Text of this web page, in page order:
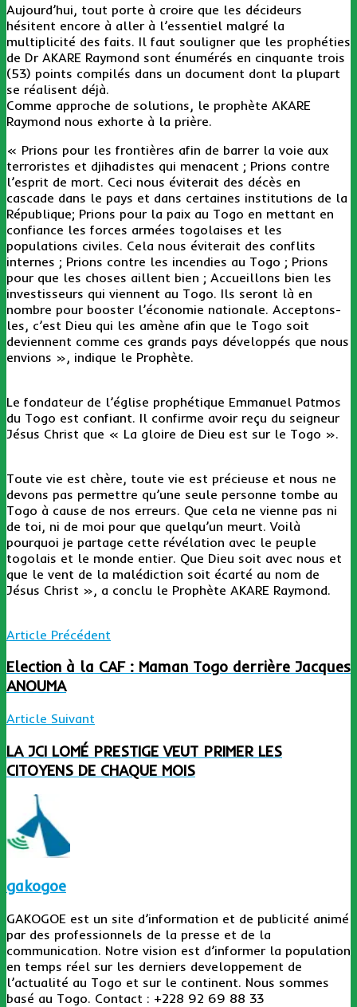
Aujourd’hui, tout porte à croire que les décideurs
hésitent encore à aller à l’essentiel malgré la
multiplicité des faits. Il faut souligner que les prophéties
de Dr AKARE Raymond sont énumérés en cinquante trois
(53) points compilés dans un document dont la plupart
se réalisent déjà.
Comme approche de solutions, le prophète AKARE
Raymond nous exhorte à la prière.
« Prions pour les frontières afin de barrer la voie aux
terroristes et djihadistes qui menacent ; Prions contre
l’esprit de mort. Ceci nous éviterait des décès en
cascade dans le pays et dans certaines institutions de la
République; Prions pour la paix au Togo en mettant en
confiance les forces armées togolaises et les
populations civiles. Cela nous éviterait des conflits
internes ; Prions contre les incendies au Togo ; Prions
pour que les choses aillent bien ; Accueillons bien les
investisseurs qui viennent au Togo. Ils seront là en
nombre pour booster l’économie nationale. Acceptons-
les, c’est Dieu qui les amène afin que le Togo soit
deviennent comme ces grands pays développés que nous
envions », indique le Prophète.
Le fondateur de l’église prophétique Emmanuel Patmos
du Togo est confiant. Il confirme avoir reçu du seigneur
Jésus Christ que « La gloire de Dieu est sur le Togo ».
Toute vie est chère, toute vie est précieuse et nous ne
devons pas permettre qu’une seule personne tombe au
Togo à cause de nos erreurs. Que cela ne vienne pas ni
de toi, ni de moi pour que quelqu’un meurt. Voilà
pourquoi je partage cette révélation avec le peuple
togolais et le monde entier. Que Dieu soit avec nous et
que le vent de la malédiction soit écarté au nom de
Jésus Christ », a conclu le Prophète AKARE Raymond.
Article Précédent
Election à la CAF : Maman Togo derrière Jacques
ANOUMA
Article Suivant
LA JCI LOMÉ PRESTIGE VEUT PRIMER LES
CITOYENS DE CHAQUE MOIS
gakogoe
GAKOGOE est un site d’information et de publicité animé
par des professionnels de la presse et de la
communication. Notre vision est d’informer la population
en temps réel sur les derniers developpement de
l’actualité au Togo et sur le continent. Nous sommes
basé au Togo. Contact : +228 92 69 88 33